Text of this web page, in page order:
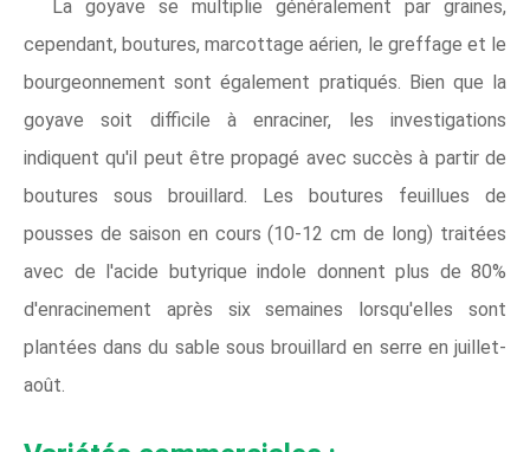
La goyave se multiplie généralement par graines,
cependant, boutures, marcottage aérien, le greffage et le
bourgeonnement sont également pratiqués. Bien que la
goyave soit difficile à enraciner, les investigations
indiquent qu'il peut être propagé avec succès à partir de
boutures sous brouillard. Les boutures feuillues de
pousses de saison en cours (10-12 cm de long) traitées
avec de l'acide butyrique indole donnent plus de 80%
d'enracinement après six semaines lorsqu'elles sont
plantées dans du sable sous brouillard en serre en juillet-
août.